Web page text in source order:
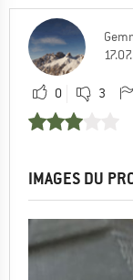
0 3
IMAGES DU